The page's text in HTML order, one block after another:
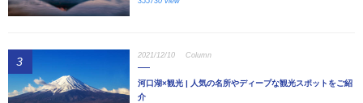
3 2021/12/10 Column
河口湖×観光 | 人気の名所やディープな観光スポットをご紹
介